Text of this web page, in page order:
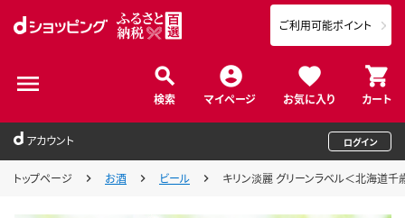
検索 マイページ お気に入り カート
ご利用可能ポイント
アカウント ログイン
トップページ お酒 ビール キリン淡麗 グリーンラベル＜北海道千